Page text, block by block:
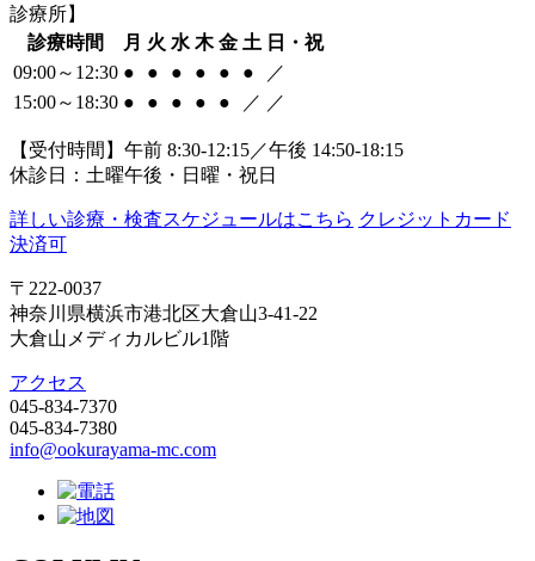
診療所】
診療時間
月 火 水 木 金 土 日・祝
09:00～12:30 ● ● ● ● ● ●
／
15:00～18:30 ● ● ● ● ● ／ ／
【受付時間】午前 8:30-12:15／午後 14:50-18:15
休診日：土曜午後・日曜・祝日
詳しい診療・検査スケジュールはこちら クレジットカード
決済可
〒222-0037
神奈川県横浜市港北区大倉山3-41-22
大倉山メディカルビル1階
アクセス
045-834-7370
045-834-7380
info@ookurayama-mc.com